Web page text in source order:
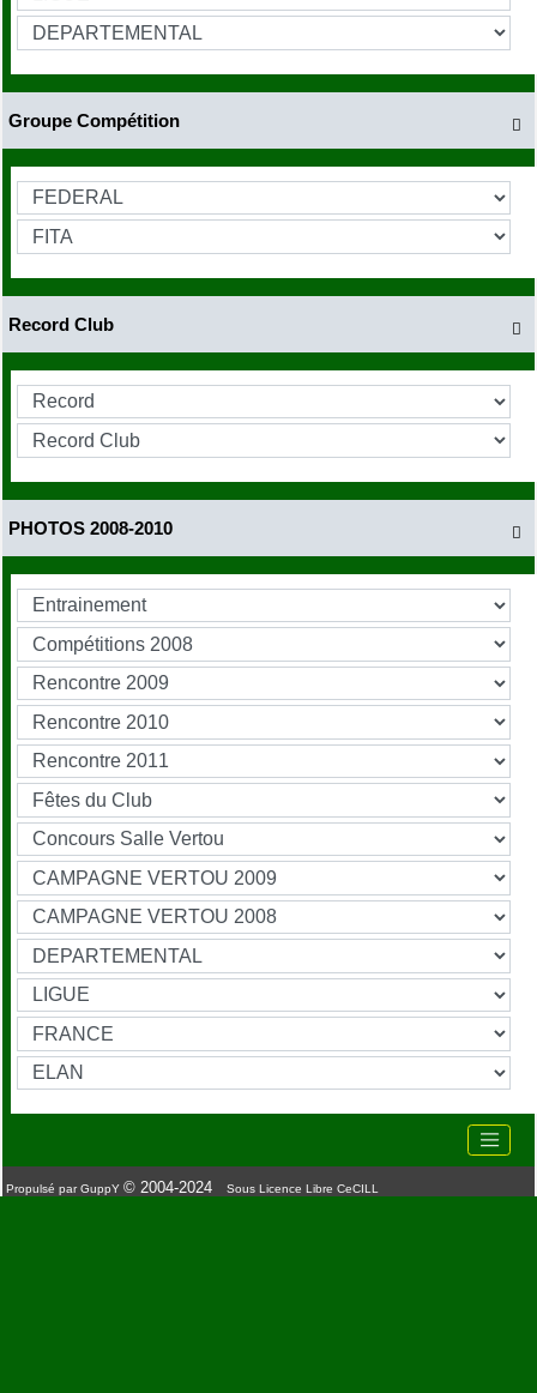

Groupe Compétition

Record Club

PHOTOS 2008-2010
Propulsé par GuppY © 2004-2024 Sous Licence Libre CeCILL